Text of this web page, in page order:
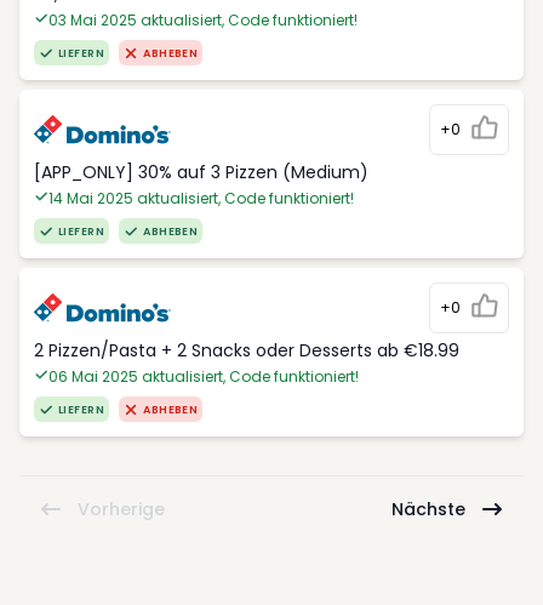
03 Mai 2025 aktualisiert, Code funktioniert!
LIEFERN ABHEBEN
+0
[APP_ONLY] 30% auf 3 Pizzen (Medium)
14 Mai 2025 aktualisiert, Code funktioniert!
LIEFERN ABHEBEN
+0
2 Pizzen/Pasta + 2 Snacks oder Desserts ab €18.99
06 Mai 2025 aktualisiert, Code funktioniert!
LIEFERN ABHEBEN
Vorherige Nächste